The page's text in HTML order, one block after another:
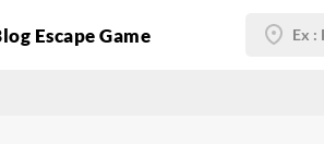
Escape Game